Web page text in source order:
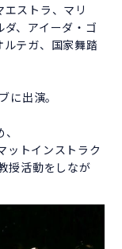
ストラ、マリ
、アイーダ・ゴ
ルテガ、国家舞踏
に出演。
ットインストラク
授活動をしなが